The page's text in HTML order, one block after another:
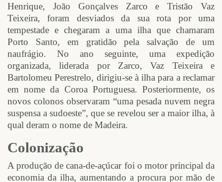
Henrique, João Gonçalves Zarco e Tristão Vaz
Teixeira, foram desviados da sua rota por uma
tempestade e chegaram a uma ilha que chamaram
Porto Santo, em gratidão pela salvação de um
naufrágio. No ano seguinte, uma expedição
organizada, liderada por Zarco, Vaz Teixeira e
Bartolomeu Perestrelo, dirigiu-se à ilha para a reclamar
em nome da Coroa Portuguesa. Posteriormente, os
novos colonos observaram “uma pesada nuvem negra
suspensa a sudoeste”, que se revelou ser a maior ilha, à
qual deram o nome de Madeira.
Colonização
A produção de cana-de-açúcar foi o motor principal da
economia da ilha, aumentando a procura por mão de